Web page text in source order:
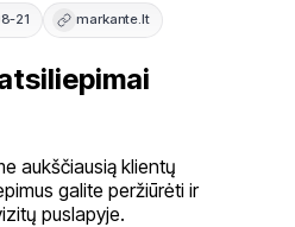
sprendimus
21 markante.lt
aukščiausią klientų
galite peržiūrėti ir
puslapyje.